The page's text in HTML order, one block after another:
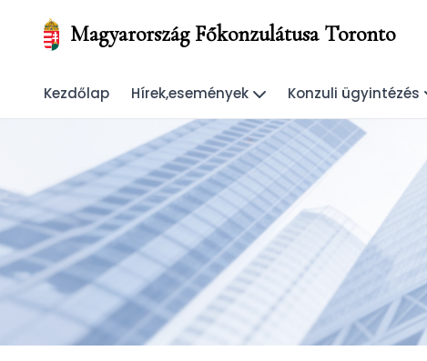
Magyarország Főkonzulátusa Toronto
Kezdőlap Hírek,események Konzuli ügyintézés